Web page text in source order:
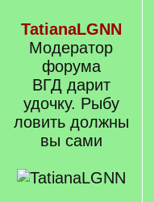
TatianaLGNN
Модератор
форума
ВГД дарит
удочку. Рыбу
ловить должны
вы сами